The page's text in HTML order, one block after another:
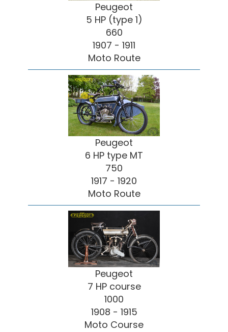
Peugeot
5 HP (type 1)
660
1907 - 1911
Moto Route
Peugeot
6 HP type MT
750
1917 - 1920
Moto Route
Peugeot
7 HP course
1000
1908 - 1915
Moto Course